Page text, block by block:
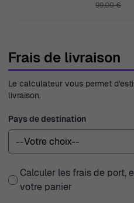
99,00 €
Frais de livraison
Le calculateur vous permet
livraison.
Pays de destination
Calculer les frais de port,
votre panier